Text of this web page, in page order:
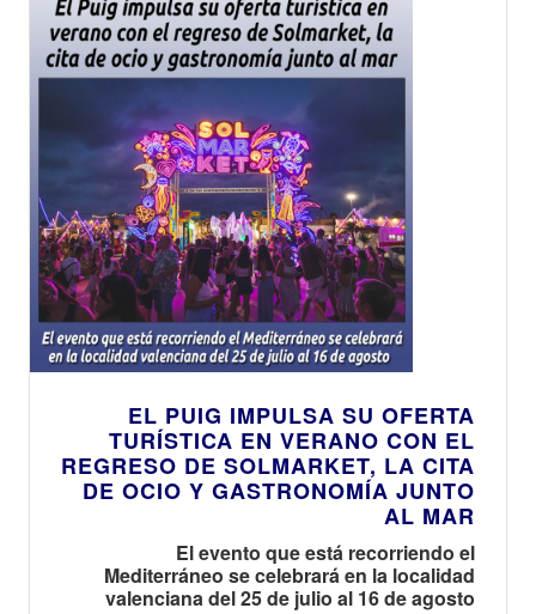
EL PUIG IMPULSA SU OFERTA
TURÍSTICA EN VERANO CON EL
REGRESO DE SOLMARKET, LA CITA
DE OCIO Y GASTRONOMÍA JUNTO
AL MAR
El evento que está recorriendo el
Mediterráneo se celebrará en la localidad
valenciana del 25 de julio al 16 de agosto